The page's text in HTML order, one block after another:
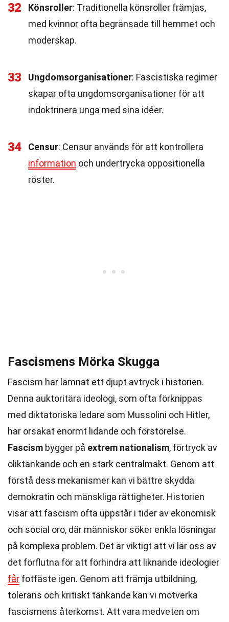
32 Könsroller: Traditionella könsroller främjas,
med kvinnor ofta begränsade till hemmet och
moderskap.
33 Ungdomsorganisationer: Fascistiska regimer
skapar ofta ungdomsorganisationer för att
indoktrinera unga med sina idéer.
34 Censur: Censur används för att kontrollera
information och undertrycka oppositionella
röster.
Fascismens Mörka Skugga
Fascism har lämnat ett djupt avtryck i historien.
Denna auktoritära ideologi, som ofta förknippas
med diktatoriska ledare som Mussolini och Hitler,
har orsakat enormt lidande och förstörelse.
Fascism bygger på extrem nationalism, förtryck av
oliktänkande och en stark centralmakt. Genom att
förstå dess mekanismer kan vi bättre skydda
demokratin och mänskliga rättigheter. Historien
visar att fascism ofta uppstår i tider av ekonomisk
och social oro, där människor söker enkla lösningar
på komplexa problem. Det är viktigt att vi lär oss av
det förflutna för att förhindra att liknande ideologier
får fotfäste igen. Genom att främja utbildning,
tolerans och kritiskt tänkande kan vi motverka
fascismens återkomst. Att vara medveten om